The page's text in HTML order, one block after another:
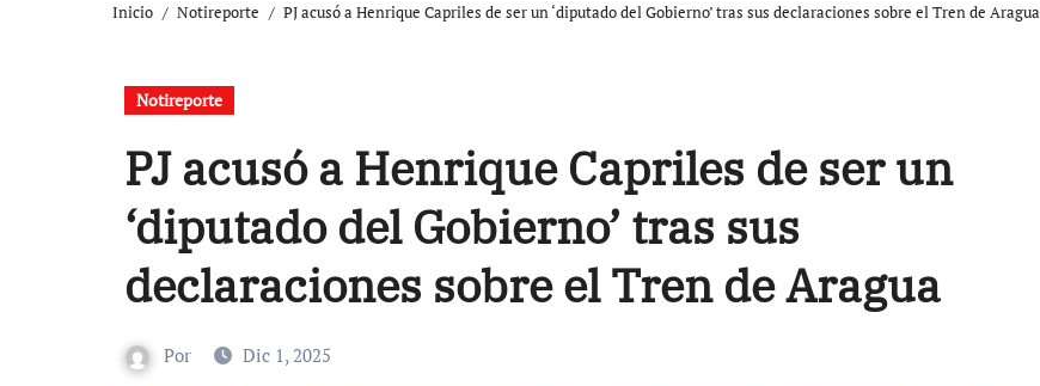
Inicio Notireporte PJ acusó a Henrique Capriles de ser un ‘diputado del Gobierno’ tras sus declaraciones sobre el Tren de Aragua
Notireporte
PJ acusó a Henrique Capriles de ser un
‘diputado del Gobierno’ tras sus
declaraciones sobre el Tren de Aragua
Por Dic 1, 2025